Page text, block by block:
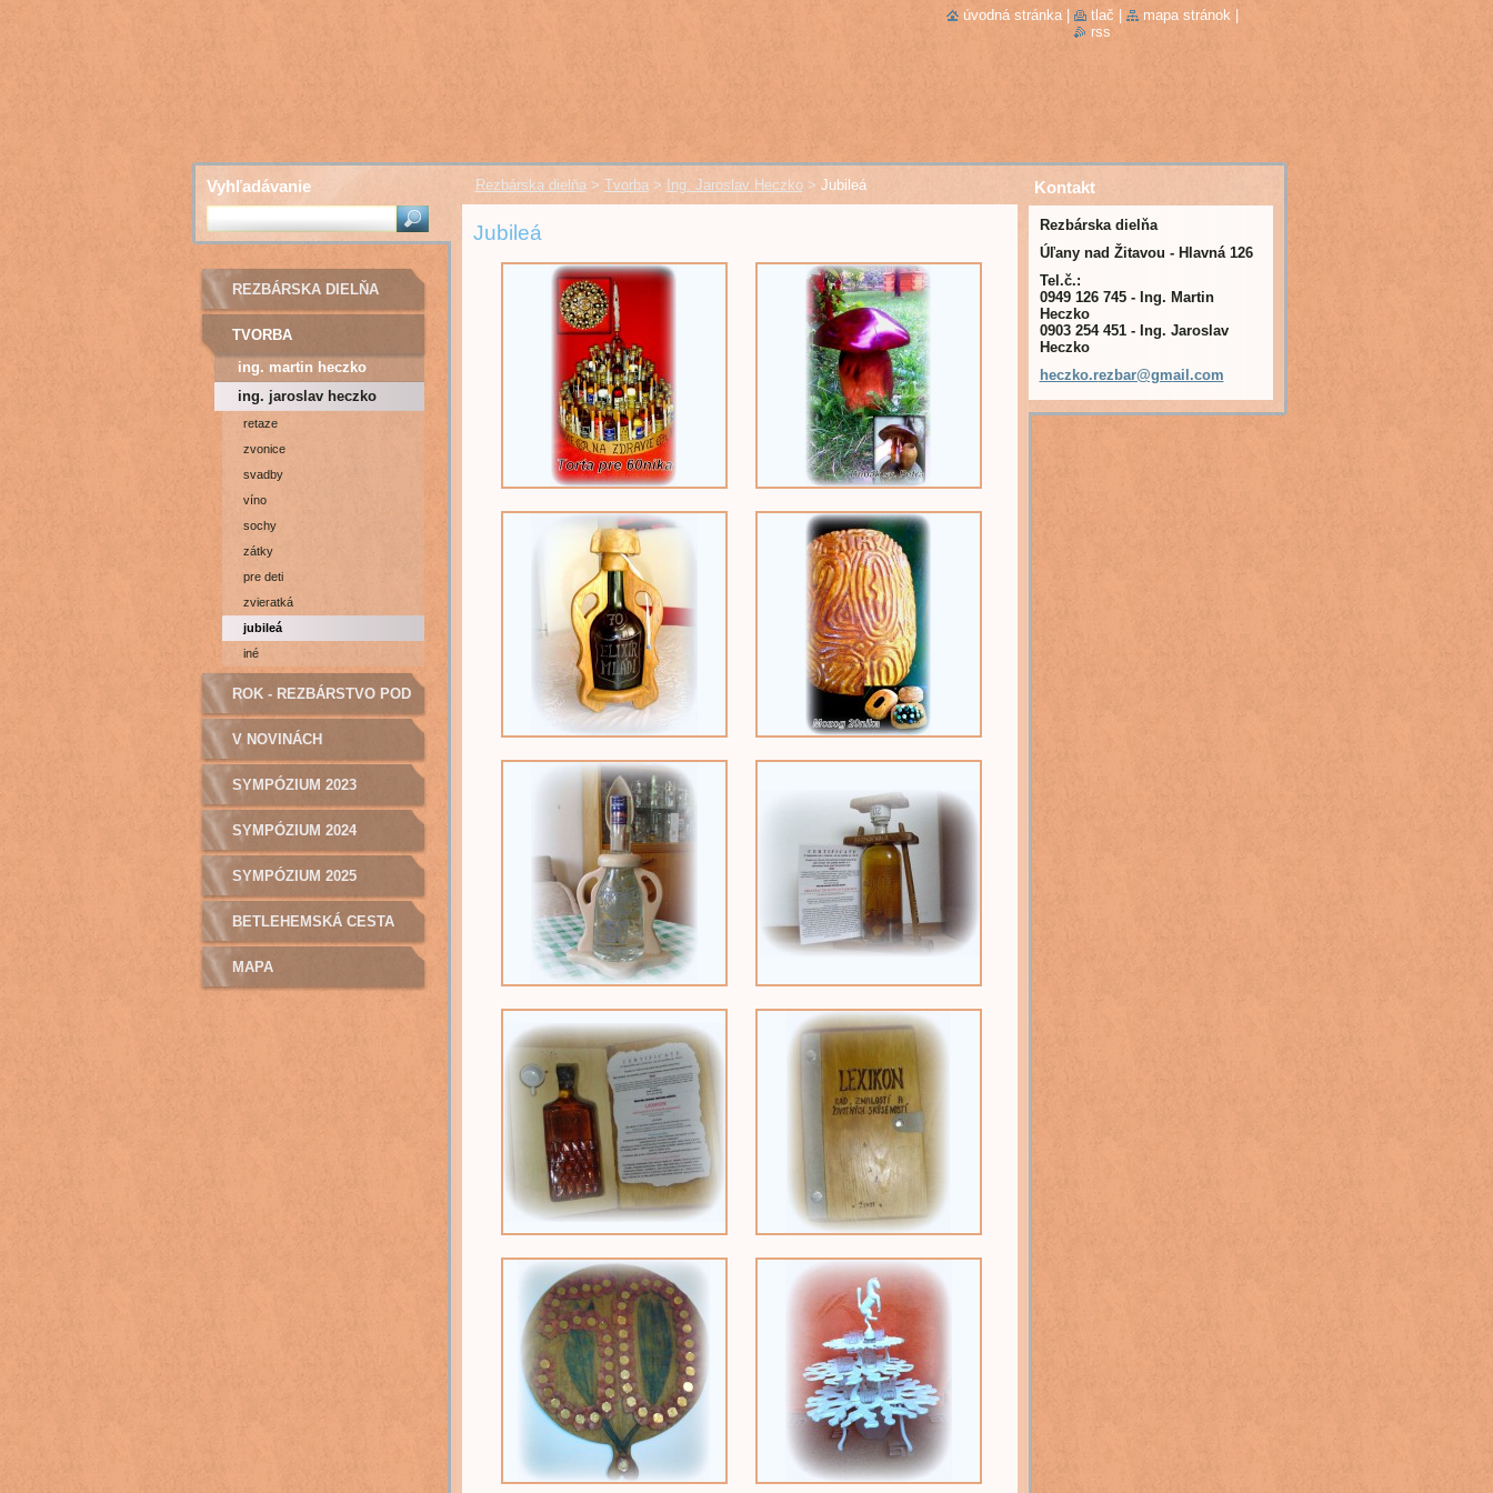
Rezbárska dielňa > Tvorba > Ing. Jaroslav Heczko > Jubileá
Jubileá
REZBÁRSKA DIELŇA
TVORBA
ing. martin heczko
ing. jaroslav heczko
retaze
zvonice
svadby
víno
sochy
zátky
pre deti
zvieratká
jubileá
iné
ROK - REZBÁRSTVO POD
BOCIANOM O.Z.
V NOVINÁCH
SYMPÓZIUM 2023
SYMPÓZIUM 2024
SYMPÓZIUM 2025
BETLEHEMSKÁ CESTA
MAPA
Kontakt
Rezbárska dielňa
Úľany nad Žitavou - Hlavná 126
Tel.č.:
0949 126 745 - Ing. Martin
Heczko
0903 254 451 - Ing. Jaroslav
Heczko
heczko.rezbar@gmail.com
Vyhľadávanie
úvodná stránka tlač mapa stránok
rss